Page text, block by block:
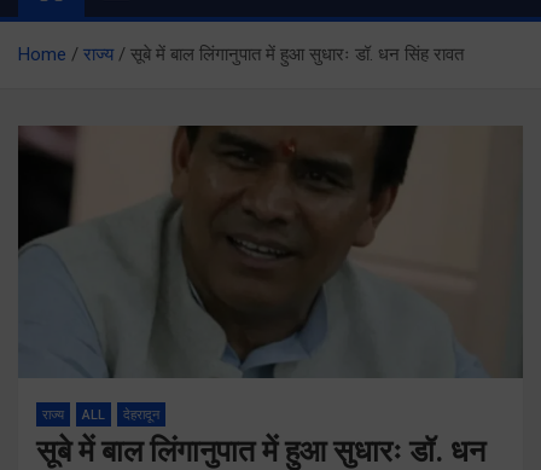
Home राज्य सूबे में बाल लिंगानुपात में हुआ सुधारः डॉ. धन सिंह रावत
राज्य ALL देहरादून
सूबे में बाल लिंगानुपात में हुआ सुधारः डॉ. धन